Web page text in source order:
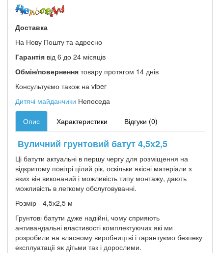
Доставка
На Нову Пошту та адресно
Гарантія від 6 до 24 місяців
Обмін/повернення товару протягом 14 днів
Консультуємо також на viber
Дитячі майданчики Непоседа
Опис Характеристики Відгуки (0)
Вуличний грунтовий батут 4,5х2,5
Ці батути актуальні в першу чергу для розміщення на
відкритому повітрі цілий рік, оскільки якісні матеріали з
яких він виконаний і можливість типу монтажу, дають
можливість в легкому обслуговуванні.
Розмір - 4,5х2,5 м
Грунтові батути дуже надійні, чому сприяють
антивандальні властивості комплектуючих які ми
розробили на власному виробництві і гарантуємо безпеку
експлуатації як дітьми так і дорослими.